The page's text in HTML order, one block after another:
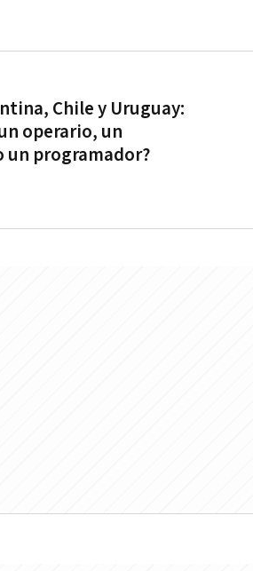
Chile y Uruguay:
operario, un
programador?